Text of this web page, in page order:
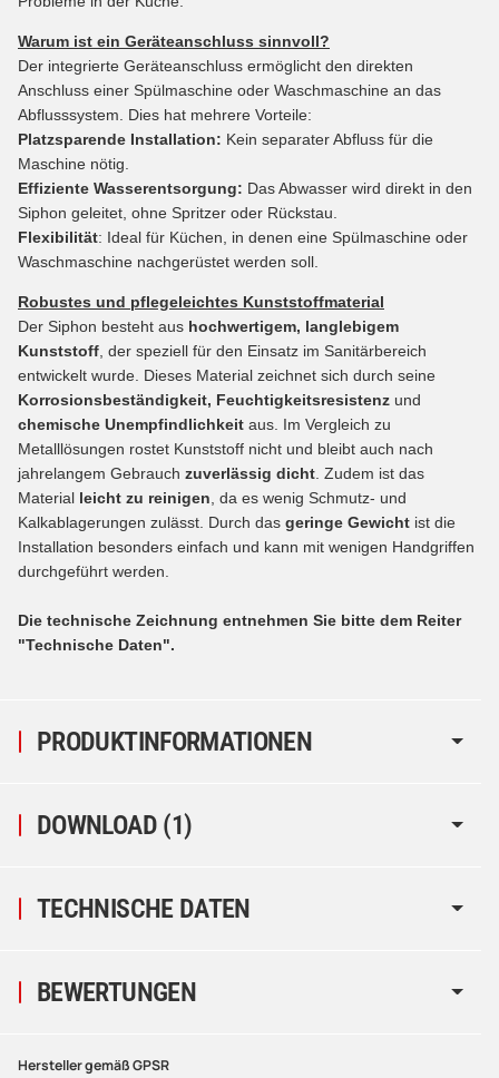
PRODUKTINFORMATIONEN
Warum ist ein Geräteanschluss sinnvoll?
Der integrierte Geräteanschluss ermöglicht den direkten
Anschluss einer Spülmaschine oder Waschmaschine an das
Abflusssystem. Dies hat mehrere Vorteile:
Platzsparende Installation: Kein separater Abfluss für die
Maschine nötig.
Effiziente Wasserentsorgung: Das Abwasser wird direkt in den
Siphon geleitet, ohne Spritzer oder Rückstau.
Flexibilität: Ideal für Küchen, in denen eine Spülmaschine oder
Waschmaschine nachgerüstet werden soll.
Robustes und pflegeleichtes Kunststoffmaterial
Der Siphon besteht aus hochwertigem, langlebigem
Kunststoff , der speziell für den Einsatz im Sanitärbereich
entwickelt wurde. Dieses Material zeichnet sich durch seine
Korrosionsbeständigkeit, Feuchtigkeitsresistenz und
chemische Unempfindlichkeit aus. Im Vergleich zu
Metalllösungen rostet Kunststoff nicht und bleibt auch nach
jahrelangem Gebrauch zuverlässig dicht . Zudem ist das
Material leicht zu reinigen , da es wenig Schmutz- und
Kalkablagerungen zulässt. Durch das geringe Gewicht ist die
Installation besonders einfach und kann mit wenigen Handgriffen
durchgeführt werden.
Die technische Zeichnung entnehmen Sie bitte dem Reiter
"Technische Daten".
DOWNLOAD (1)
TECHNISCHE DATEN
BEWERTUNGEN
Hersteller gemäß GPSR